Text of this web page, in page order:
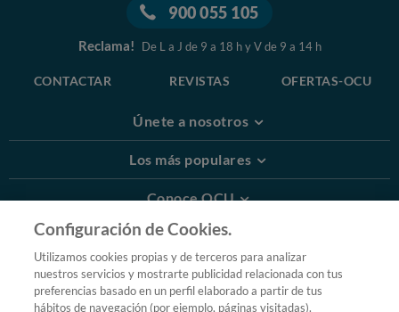
900 055 105
Reclama! De L a J de 9 a 18 h y V de 9 a 14 h
CONTACTAR REVISTAS OFERTAS-OCU
Únete a nosotros
Los más populares
Conoce OCU
Más Información
© 2026 OCU
Condiciones generales de contratación de OCU
Configuración de Cookies.
Utilizamos cookies propias y de terceros para analizar
nuestros servicios y mostrarte publicidad relacionada con tus
preferencias basado en un perfil elaborado a partir de tus
hábitos de navegación (por ejemplo, páginas visitadas).